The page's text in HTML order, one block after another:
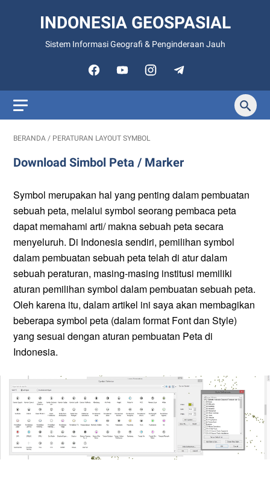
INDONESIA GEOSPASIAL
Sistem Informasi Geografi & Penginderaan Jauh
BERANDA / PERATURAN LAYOUT SYMBOL
Download Simbol Peta / Marker
Symbol merupakan hal yang penting dalam pembuatan
sebuah peta, melalui symbol seorang pembaca peta
dapat memahami arti/ makna sebuah peta secara
menyeluruh. Di Indonesia sendiri, pemilihan symbol
dalam pembuatan sebuah peta telah di atur dalam
sebuah peraturan, masing-masing institusi memiliki
aturan pemilihan symbol dalam pembuatan sebuah peta.
Oleh karena itu, dalam artikel ini saya akan membagikan
beberapa symbol peta (dalam format Font dan Style)
yang sesuai dengan aturan pembuatan Peta di
Indonesia.